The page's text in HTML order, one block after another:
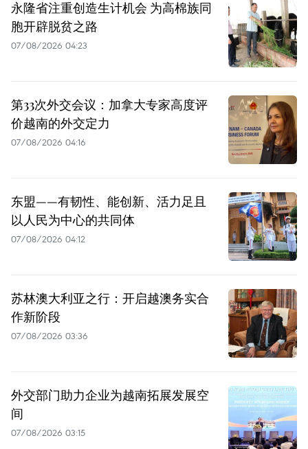
永隆省注重创造生计机会 为高棉族同
胞开辟脱贫之路
07/08/2026 04:23
第33次外交会议：加拿大专家高度评
价越南的外交定力
07/08/2026 04:16
东盟——有韧性、能创新、活力足且
以人民为中心的共同体
07/08/2026 04:12
苏林澳大利亚之行：开启越澳务实合
作新阶段
07/08/2026 03:36
外交部门助力企业为越南拓展发展空
间
07/08/2026 03:15